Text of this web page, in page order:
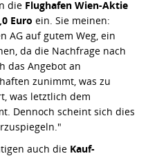
die Flughafen Wien-Aktie
Euro ein. Sie meinen:
AG auf gutem Weg, ein
da die Nachfrage nach
das Angebot an
zunimmt, was zu
was letztlich dem
Dennoch scheint sich dies
auch die Kauf-